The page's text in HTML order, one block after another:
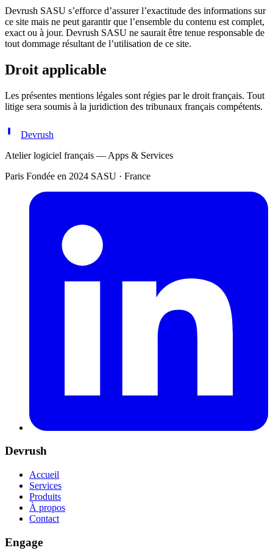
Devrush SASU s’efforce d’assurer l’exactitude des informations sur
ce site mais ne peut garantir que l’ensemble du contenu est complet,
exact ou à jour. Devrush SASU ne saurait être tenue responsable de
tout dommage résultant de l’utilisation de ce site.
Droit applicable
Les présentes mentions légales sont régies par le droit français. Tout
litige sera soumis à la juridiction des tribunaux français compétents.
Devrush
Atelier logiciel français — Apps & Services
Paris Fondée en 2024 SASU · France
Devrush
Accueil
Services
Produits
À propos
Contact
Engage